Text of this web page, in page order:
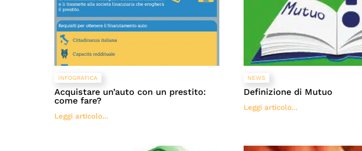
INFOGRAFICA
Acquistare un’auto con un prestito:
come fare?
Leggi articolo...
NEWS
Definizione di Mutuo
Leggi articolo...